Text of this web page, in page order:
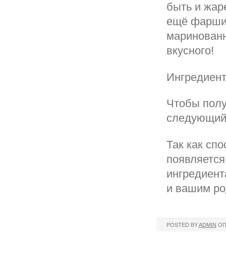
быть и
ещё
вкусного!
Чтобы
Так как
и вашим
POSTED BYADMIN